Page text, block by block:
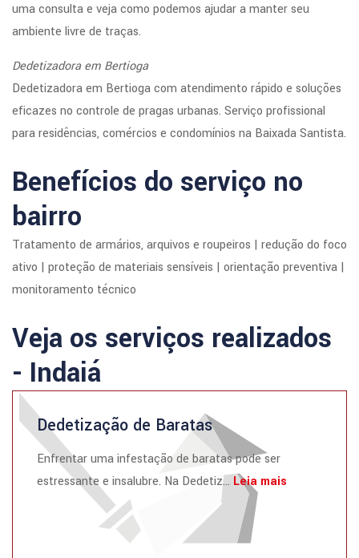
uma consulta e veja como podemos ajudar a manter seu
ambiente livre de traças.
Dedetizadora em Bertioga
Dedetizadora em Bertioga com atendimento rápido e soluções
eficazes no controle de pragas urbanas. Serviço profissional
para residências, comércios e condomínios na Baixada Santista.
Benefícios do serviço no
bairro
Tratamento de armários, arquivos e roupeiros | redução do foco
ativo | proteção de materiais sensíveis | orientação preventiva |
monitoramento técnico
Veja os serviços realizados
- Indaiá
Dedetização de Baratas
Enfrentar uma infestação de baratas pode ser
estressante e insalubre. Na Dedetiz... Leia mais